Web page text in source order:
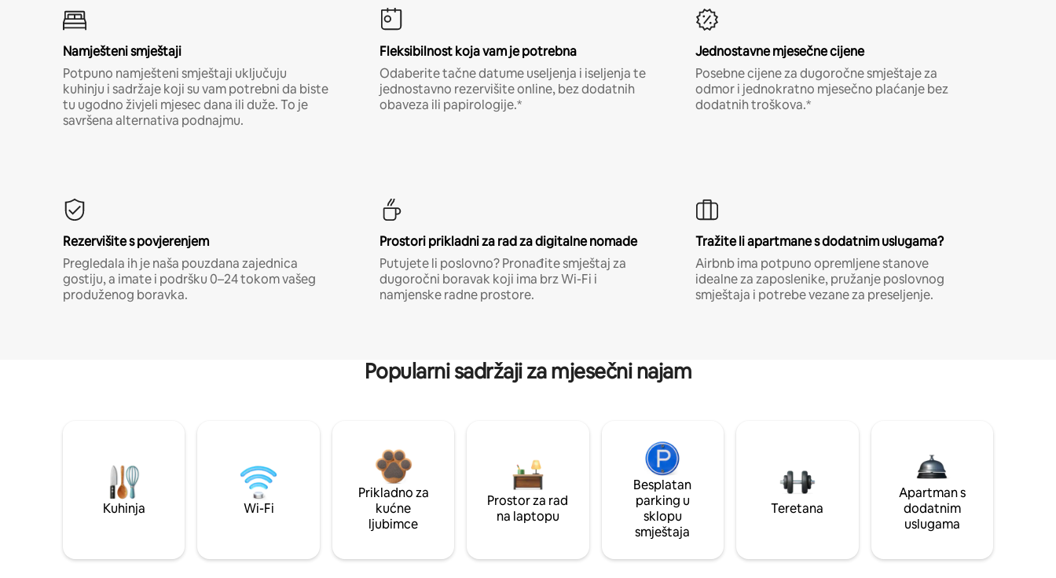
Namješteni smještaji
Potpuno namješteni smještaji uključuju
kuhinju i sadržaje koji su vam potrebni da biste
tu ugodno živjeli mjesec dana ili duže. To je
savršena alternativa podnajmu.
Fleksibilnost koja vam je potrebna
Odaberite tačne datume useljenja i iseljenja te
jednostavno rezervišite online, bez dodatnih
obaveza ili papirologije.*
Jednostavne mjesečne cijene
Posebne cijene za dugoročne smještaje za
odmor i jednokratno mjesečno plaćanje bez
dodatnih troškova.*
Rezervišite s povjerenjem
Pregledala ih je naša pouzdana zajednica
gostiju, a imate i podršku 0–24 tokom vašeg
produženog boravka.
Prostori prikladni za rad za digitalne nomade
Putujete li poslovno? Pronađite smještaj za
dugoročni boravak koji ima brz Wi-Fi i
namjenske radne prostore.
Tražite li apartmane s dodatnim uslugama?
Airbnb ima potpuno opremljene stanove
idealne za zaposlenike, pružanje poslovnog
smještaja i potrebe vezane za preseljenje.
Popularni sadržaji za mjesečni najam
Kuhinja Wi-Fi
Prikladno za
kućne
ljubimce
Prostor za rad
na laptopu
Besplatan
parking u
sklopu
smještaja
Teretana
Apartman s
dodatnim
uslugama